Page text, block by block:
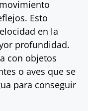
Esto
en la
profundidad.
con objetos
o aves que se
para conseguir